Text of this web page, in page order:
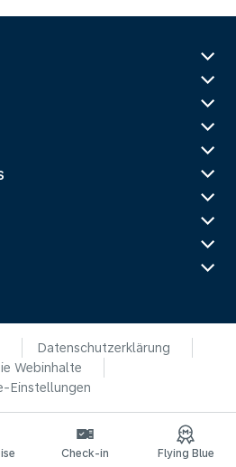
Datenschutzerklärung
Webinhalte
Einstellungen
Check-in Flying Blue